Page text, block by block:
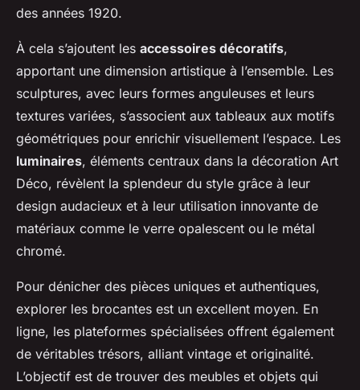
des années 1920.
À cela s’ajoutent les accessoires décoratifs,
apportant une dimension artistique à l’ensemble. Les
sculptures, avec leurs formes anguleuses et leurs
textures variées, s’associent aux tableaux aux motifs
géométriques pour enrichir visuellement l’espace. Les
luminaires, éléments centraux dans la décoration Art
Déco, révèlent la splendeur du style grâce à leur
design audacieux et à leur utilisation innovante de
matériaux comme le verre opalescent ou le métal
chromé.
Pour dénicher des pièces uniques et authentiques,
explorer les brocantes est un excellent moyen. En
ligne, les plateformes spécialisées offrent également
de véritables trésors, alliant vintage et originalité.
L’objectif est de trouver des meubles et objets qui